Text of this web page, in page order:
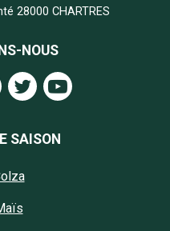
28000 CHARTRES
NOUS
SAISON